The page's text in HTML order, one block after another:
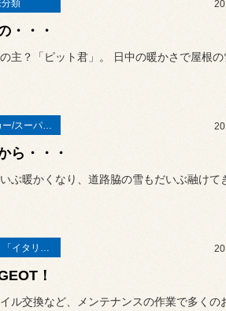
類
・・・
主？「ピット君」。 日中の暖かさで屋根の
スーパーカー/スーパースポーツ/ヴィンテージカー
ら・・・
ぶ暖かくなり、道路脇の雪もだいぶ融けて
Ｌａｔｉｎ「イタリア・フランス etc」
！